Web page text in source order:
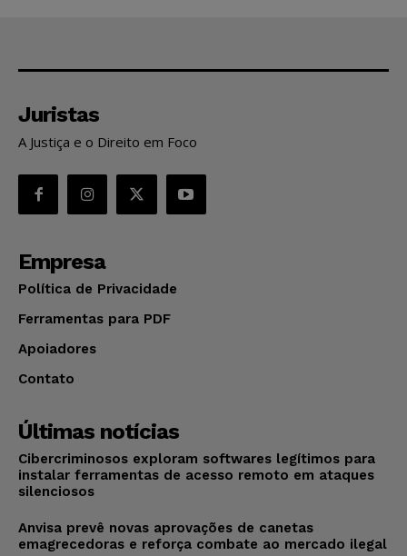
Juristas
A Justiça e o Direito em Foco
Empresa
Política de Privacidade
Ferramentas para PDF
Apoiadores
Contato
Últimas notícias
Cibercriminosos exploram softwares legítimos para
instalar ferramentas de acesso remoto em ataques
silenciosos
Anvisa prevê novas aprovações de canetas
emagrecedoras e reforça combate ao mercado ilegal